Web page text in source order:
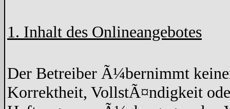
1. Inhalt des Onlineangebotes
Der Betreiber Ã¼bernimmt
Korrektheit, VollstÃ¤ndigkeit